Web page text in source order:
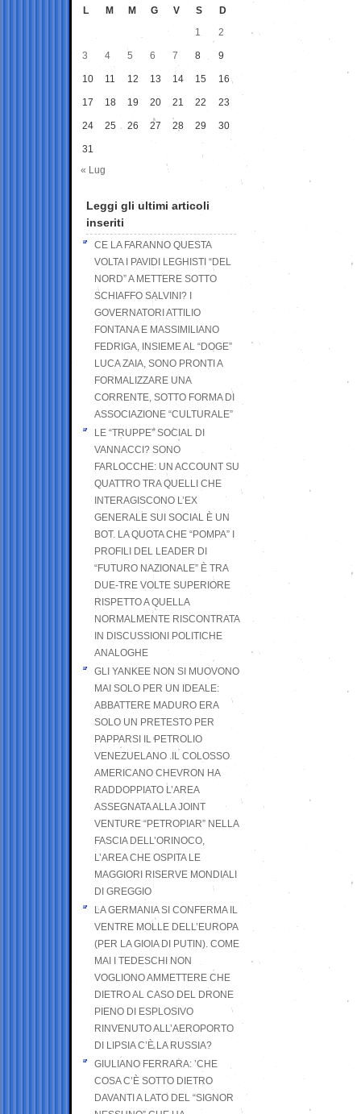
L M M G V S
D
1
2
3 4 5 6 7 8 9
10 11 12 13 14 15 16
17 18 19 20 21 22 23
24 25 26 27 28 29 30
31
« Lug
Leggi gli ultimi articoli
inseriti
CE LA FARANNO QUESTA
VOLTA I PAVIDI LEGHISTI “DEL
NORD” A METTERE SOTTO
SCHIAFFO SALVINI? I
GOVERNATORI ATTILIO
FONTANA E MASSIMILIANO
FEDRIGA, INSIEME AL “DOGE”
LUCA ZAIA, SONO PRONTI A
FORMALIZZARE UNA
CORRENTE, SOTTO FORMA DI
ASSOCIAZIONE “CULTURALE”
LE “TRUPPE” SOCIAL DI
VANNACCI? SONO
FARLOCCHE: UN ACCOUNT SU
QUATTRO TRA QUELLI CHE
INTERAGISCONO L’EX
GENERALE SUI SOCIAL È UN
BOT. LA QUOTA CHE “POMPA” I
PROFILI DEL LEADER DI
“FUTURO NAZIONALE” È TRA
DUE-TRE VOLTE SUPERIORE
RISPETTO A QUELLA
NORMALMENTE RISCONTRATA
IN DISCUSSIONI POLITICHE
ANALOGHE
GLI YANKEE NON SI MUOVONO
MAI SOLO PER UN IDEALE:
ABBATTERE MADURO ERA
SOLO UN PRETESTO PER
PAPPARSI IL PETROLIO
VENEZUELANO .IL COLOSSO
AMERICANO CHEVRON HA
RADDOPPIATO L’AREA
ASSEGNATA ALLA JOINT
VENTURE “PETROPIAR” NELLA
FASCIA DELL’ORINOCO,
L’AREA CHE OSPITA LE
MAGGIORI RISERVE MONDIALI
DI GREGGIO
LA GERMANIA SI CONFERMA IL
VENTRE MOLLE DELL’EUROPA
(PER LA GIOIA DI PUTIN). COME
MAI I TEDESCHI NON
VOGLIONO AMMETTERE CHE
DIETRO AL CASO DEL DRONE
PIENO DI ESPLOSIVO
RINVENUTO ALL’AEROPORTO
DI LIPSIA C’È LA RUSSIA?
GIULIANO FERRARA: ’CHE
COSA C’È SOTTO DIETRO
DAVANTI A LATO DEL “SIGNOR